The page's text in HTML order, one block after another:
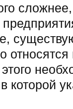
сложнее,
которой